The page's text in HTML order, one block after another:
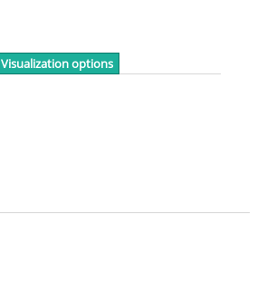
Visualization options